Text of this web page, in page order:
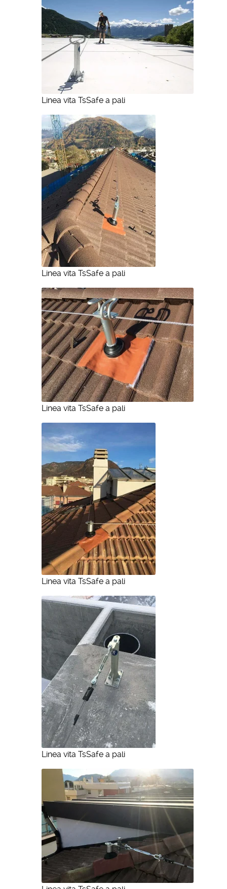
Linea vita TsSafe a pali
Linea vita TsSafe a pali
Linea vita TsSafe a pali
Linea vita TsSafe a pali
Linea vita TsSafe a pali